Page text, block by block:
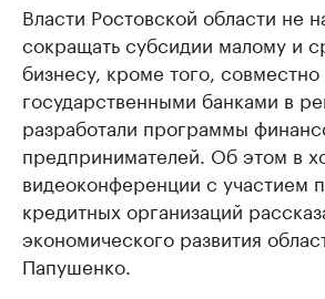
Власти Ростовской области не
сокращать субсидии малому и
бизнесу, кроме того, совместно
государственными банками в
разработали программы
предпринимателей. Об этом в
видеоконференции с участием
кредитных организаций
экономического развития
Папушенко.